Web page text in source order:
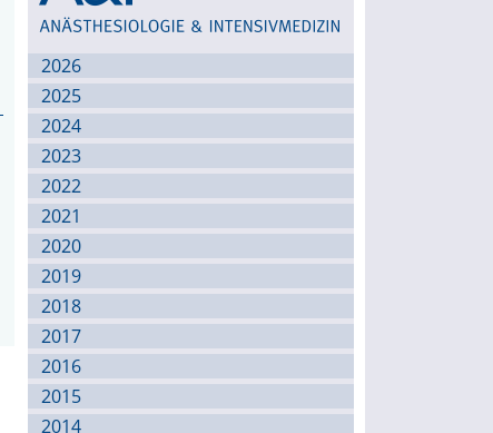
2026
2025
2024
2023
2022
2021
2020
2019
2018
2017
2016
2015
2014